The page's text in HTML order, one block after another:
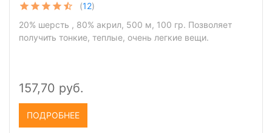
(12)
20% шерсть , 80% акрил, 500 м, 100 гр. Позволяет
получить тонкие, теплые, очень легкие вещи.
157,70 руб.
ПОДРОБНЕЕ